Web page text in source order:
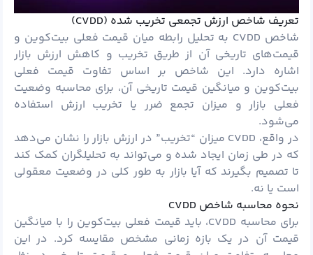
تعریف شاخص ارزش تجمعی تخریب شده (CVDD)
شاخص CVDD به تحلیل رابطه میان قیمت فعلی بیت‌کوین و
قیمت‌های تاریخی آن از طریق تخریب و کاهش ارزش بازار
اشاره دارد. این شاخص بر اساس تفاوت قیمت فعلی
بیت‌کوین و میانگین قیمت تاریخی آن، برای محاسبه وضعیت
فعلی بازار و میزان تجمع ضرر یا تخریب ارزش استفاده
می‌شود.
در واقع، CVDD میزان “تخریب” در ارزش بازار را نشان می‌دهد
که در طی زمان ایجاد شده و می‌تواند به تحلیلگران کمک کند
تا تصمیم بگیرند که آیا بازار به طور کلی در وضعیت معقولی
است یا نه.
نحوه محاسبه شاخص CVDD
برای محاسبه CVDD، باید قیمت فعلی بیت‌کوین را با میانگین
قیمت آن در یک بازه زمانی مشخص مقایسه کرد. در این